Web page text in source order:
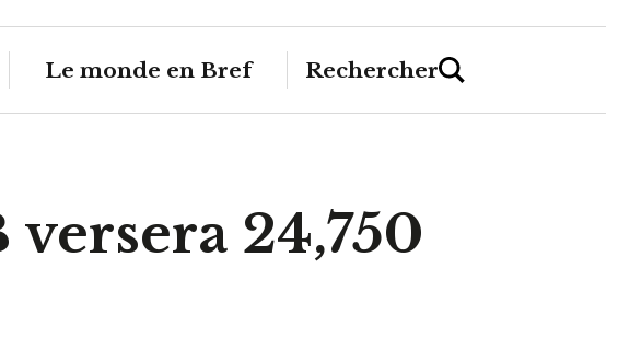
Le monde en Bref Rechercher
24,750